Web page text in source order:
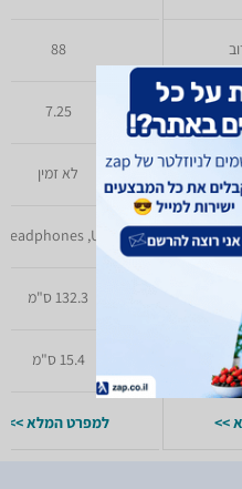
>>
88
7.25
לא זמין
Headphones ,USB
132.3 ס"מ
15.4 ס"מ
למפרט המלא >>